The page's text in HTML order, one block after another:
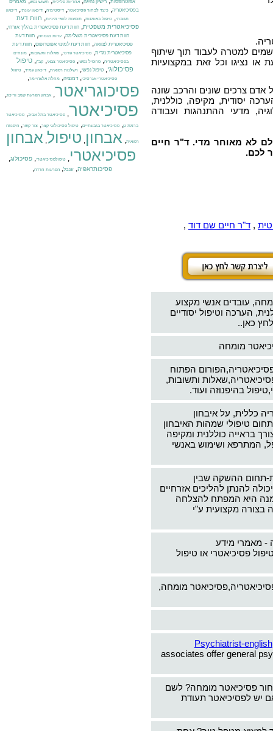
למטרה לעבוד תוך שיתוף
נציגו וכל זאת במקצועיות
צרכים שונים והרכב שונה
יסודית, מקיפה, כוללנית,
מדעי ההתנהגות ועבודה
לא מאוחר מדי. ד"ר חיים
לכם.
, ד"ר חיים שם דוד ,
עובדים אנשי מקצוע
הערכה וטיפול יסודיים
כאן..
מומחה
הפתוח
ותשובות,
בהיפנוזה ועוד.
כללית, על איבחון
טיפולי שמהות האיבחון
בראייה כוללנית ומקיפה
המתרפא ושימוש באנשי
תחום ההשקה שבין
להנתן להליכים אזרחיים
היא המפתח להצלחה
בצורה מקצועית ע"י
- מאמרי מידע
פסיכיאטרי או טיפול
מומחה,
Psychiatrist-english
associates offer general
פסיכיאטר מומחה? לשם
יש לפסיכיאטר תעודת
אפוטרופסות רישיון נהיגה אחריות פלילית תשוש נפש
מאמרים
בפסיכיאטריה,כיצד לבחור פסיכיאטר,דיסטימיה,דיכאון עונתי,דיכאון
תגובתי,טיפול באומנות,תופעות לוואי מיניות, חוות דעת
פסיכיאטרית משפטית,חוות דעת פסיכיאטרית בהליך אזרחי,
חוות דעת פסיכיאטרית משלימה, עדות מומחה, חוות דעת
פסיכיאטרית לצוואה,חוות דעת למינוי אפוטרופוס,חוות דעת
פסיכיאטרית נגדית,פסיכיאטר פרטי,שאלות ותשובות,מונחים
בפסיכיאטריה,פרופיל נפשי,פסיכיאטר צבאי,קב"ן,טיפול
פסיכולוגי, טיפול נפשי, רשלנות רפואית, דיכאון עמיד, טיפול
פסיכיאטרי אגרסיבי,דמנציה, מחלת אלצהיימר,
פסיכוגריאטר, אבחון הפרעת קשב וריכוז,
פסיכיאטר, פסיכיאטר בתל אביב, פסיכיאטר
ברמת גן, פסיכיאטר בגבעתיים, טיפול פסיכולוגי קצר, צור קשר, היפנוזה
רפואית, אבחון, טיפול, אבחון
פסיכיאטרי, טיפולפסיכיאטרי, פסיכולוג,
פסיכותראפיה, ענבל, הפרעות חרדה,